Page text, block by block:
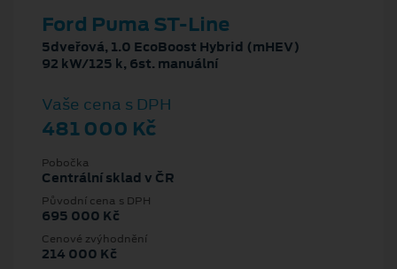
Ford Puma ST-Line
5dveřová, 1.0 EcoBoost Hybrid (mHEV)
92 kW/125 k, 6st. manuální
Vaše cena s DPH
481 000 Kč
Pobočka
Centrální sklad v ČR
Původní cena s DPH
695 000 Kč
Cenové zvýhodnění
214 000 Kč